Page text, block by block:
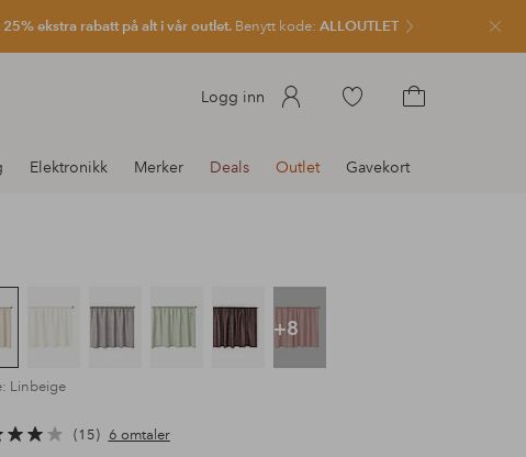
25% ekstra rabatt på alt i vår outlet. Benytt kode: ALLOUTLET Lukk
Logg inn
Gå
produkterhandlekurven
Elektronikk Merker Deals Outlet Gavekort
+8
Linbeige
15 6 omtaler